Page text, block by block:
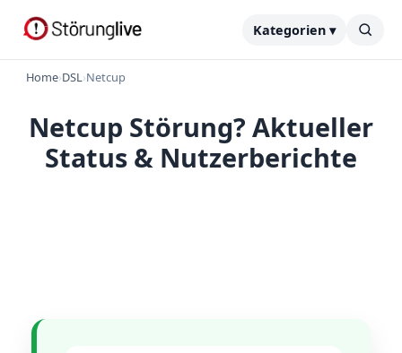
Kategorien ▾
Home›DSL›Netcup
Netcup Störung? Aktueller
Status & Nutzerberichte